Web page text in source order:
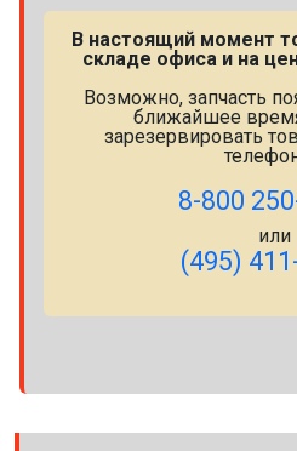
В настоящий момент
складе офиса и на
Возможно, запчасть
ближайшее
зарезервировать
8-800
или
(495)